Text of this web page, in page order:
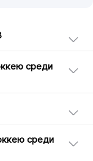
среди
среди